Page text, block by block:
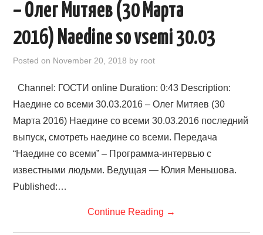
– Олег Митяев (30 Марта
2016) Naedine so vsemi 30.03
Posted on November 20, 2018 by root
Channel: ГОСТИ online Duration: 0:43 Description:
Наедине со всеми 30.03.2016 – Олег Митяев (30
Марта 2016) Наедине со всеми 30.03.2016 последний
выпуск, смотреть наедине со всеми. Передача
“Наедине со всеми” – Программа-интервью с
известными людьми. Ведущая — Юлия Меньшова.
Published:…
Continue Reading →